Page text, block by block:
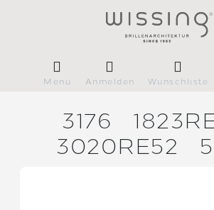
Menü Anmelden Wunschliste
3176
3020RE52